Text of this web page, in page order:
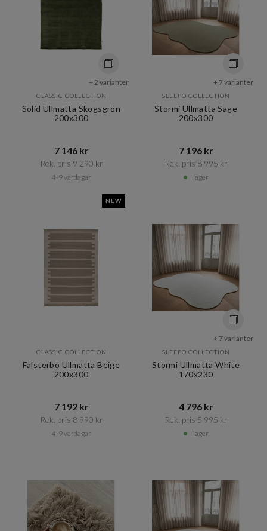
+ 2 varianter
CLASSIC COLLECTION
Solid Ullmatta Skogsgrön
200x300
7 146 kr​​
Rek. pris 9 290 kr​​
4-9 vardagar
+ 7 varianter
SLEEPO COLLECTION
Stormi Ullmatta Sage
200x300
7 196 kr​​
Rek. pris 8 995 kr​​
I lager
NEW
CLASSIC COLLECTION
Falsterbo Ullmatta Beige
200x300
7 192 kr​​
Rek. pris 8 990 kr​​
4-9 vardagar
+ 7 varianter
SLEEPO COLLECTION
Stormi Ullmatta White
170x230
4 796 kr​​
Rek. pris 5 995 kr​​
I lager